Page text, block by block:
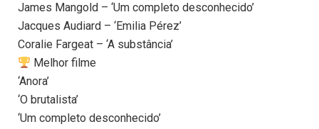
James Mangold – ‘Um completo desconhecido’
Jacques Audiard – ‘Emilia Pérez’
Coralie Fargeat – ‘A substância’
Melhor filme
‘Anora’
‘O brutalista’
‘Um completo desconhecido’